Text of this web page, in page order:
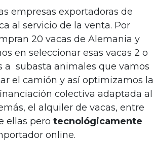
empresas exportadoras de
al servicio de la venta. Por
20 vacas de Alemania y
en seleccionar esas vacas 2 o
a subasta animales que vamos
el camión y así optimizamos la
colectiva adaptada al
el alquiler de vacas, entre
ellas pero tecnológicamente
online.